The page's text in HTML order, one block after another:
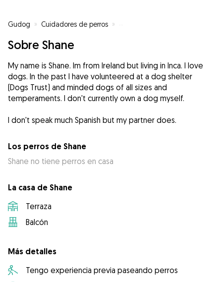
Gudog » Cuidadores de perros » Cuidadores de perros en Inca
Sobre Shane
My name is Shane. Im from Ireland but living in Inca. I love
dogs. In the past I have volunteered at a dog shelter
(Dogs Trust) and minded dogs of all sizes and
temperaments. I don't currently own a dog myself.
I don't speak much Spanish but my partner does.
Los perros de Shane
Shane no tiene perros en casa
La casa de Shane
Terraza
Balcón
Más detalles
Tengo experiencia previa paseando perros